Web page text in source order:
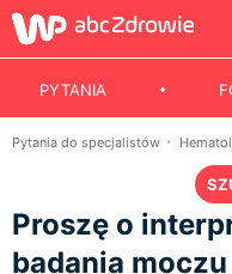
PYTANIA
Pytania do specjalistów
Proszę o
badania moczu